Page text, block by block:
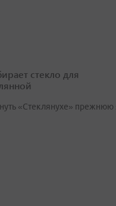
стекло для
«Стеклянухе» прежнюю